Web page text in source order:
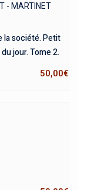
- MARTINET
la société. Petit
jour. Tome 2.
50,00€